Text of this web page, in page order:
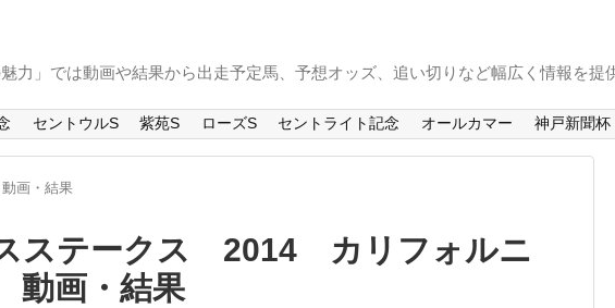
力」では動画や結果から出走予定馬、予想オッズ、追い切りなど幅広く情報を提
セントウルS 紫苑S ローズS セントライト記念 オールカマー 神戸新聞杯
画・結果
ステークス 2014 カリフォルニ
画・結果